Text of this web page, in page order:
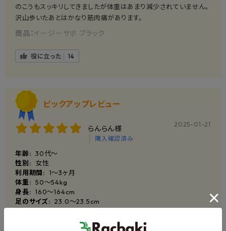
のこうもスッキリしてきましたが体重はあまり減少されていません。
沢山歩いたあとはかなり筋肉痛があります。
商品：イージーサボ ブラック
役に立った 14
ピックアップレビュー
らんらん様
購入確認済み
2025-01-21
年齢: 30代～
性別:
女性
利用期間:
1〜3ヶ月
体重: 50～54kg
身長: 160〜164cm
足のサイズ: 23.0〜23.5cm